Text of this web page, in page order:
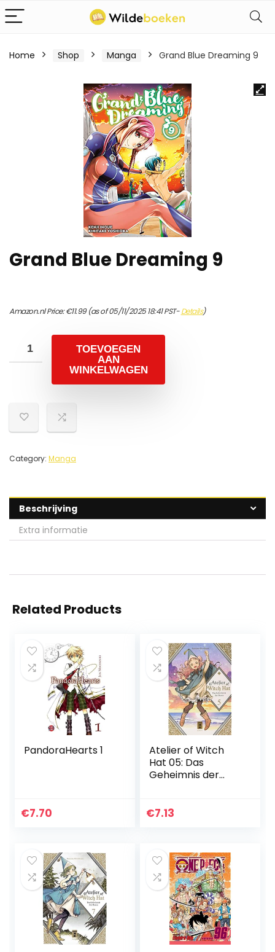
Home Shop Manga Grand Blue Dreaming 9
Grand Blue Dreaming 9
Amazon.nl Price:€11.99(as of 05/11/2025 18:41 PST-Details)
TOEVOEGEN
AAN
WINKELWAGEN
Category: Manga
Beschrijving
Extra informatie
Related Products
PandoraHearts 1
€7.70
Atelier of Witch
Hat 05: Das
Geheimnis der
€7.13